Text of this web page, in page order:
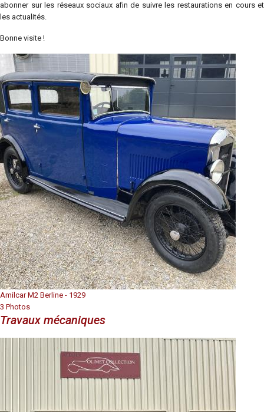
abonner sur les réseaux sociaux afin de suivre les restaurations en cours et
les actualités.
Bonne visite !
Amilcar M2 Berline - 1929
3 Photos
Travaux mécaniques